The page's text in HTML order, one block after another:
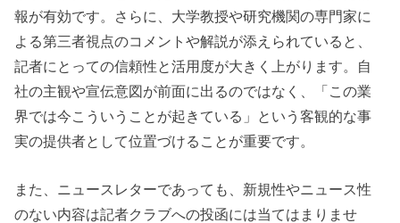
報が有効です。さらに、大学教授や研究機関の専門家に
よる第三者視点のコメントや解説が添えられていると、
記者にとっての信頼性と活用度が大きく上がります。自
社の主観や宣伝意図が前面に出るのではなく、「この業
界では今こういうことが起きている」という客観的な事
実の提供者として位置づけることが重要です。
また、ニュースレターであっても、新規性やニュース性
のない内容は記者クラブへの投函には当てはまりませ